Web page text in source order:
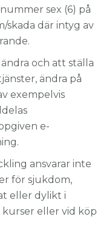
sex (6) på
skada där intyg av
och att ställa
ändra på
exempelvis
e-
ansvarar inte
för sjukdom,
eller dylikt i
eller vid köp